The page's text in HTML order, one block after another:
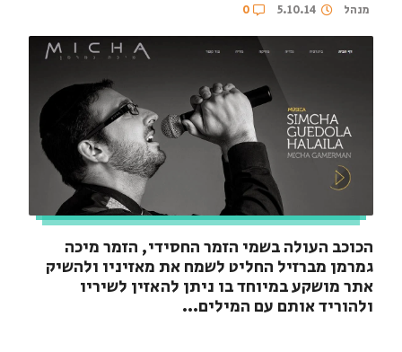
מנהל 5.10.14
0
הכוכב העולה בשמי הזמר החסידי, הזמר מיכה
גמרמן מברזיל החליט לשמח את מאזיניו ולהשיק
אתר מושקע במיוחד בו ניתן להאזין לשיריו
ולהוריד אותם עם המילים...